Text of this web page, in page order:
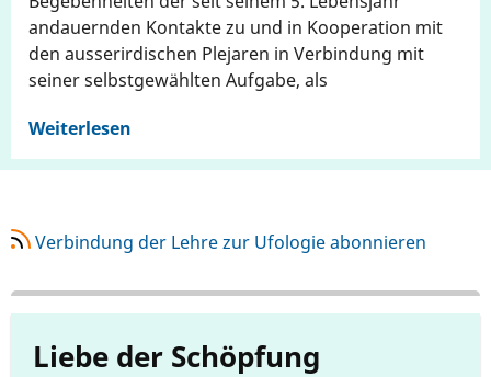
andauernden Kontakte zu und in Kooperation mit
den ausserirdischen Plejaren in Verbindung mit
seiner selbstgewählten Aufgabe, als
Weiterlesen
Verbindung der Lehre zur Ufologie abonnieren
Liebe der Schöpfung